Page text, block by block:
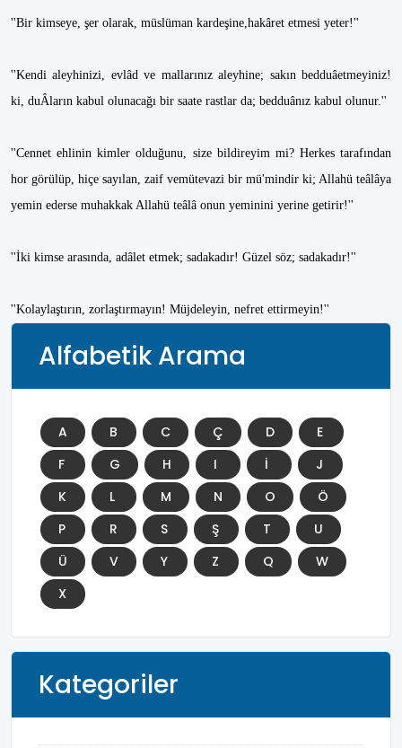
''Bir kimseye, şer olarak, müslüman kardeşine,hakâret etmesi yeter!''
''Kendi aleyhinizi, evlâd ve mallarınız aleyhine; sakın bedduâetmeyiniz!
ki, duÂların kabul olunacağı bir saate rastlar da; bedduânız kabul olunur.''
''Cennet ehlinin kimler olduğunu, size bildireyim mi? Herkes tarafından
hor görülüp, hiçe sayılan, zaif vemütevazi bir mü'mindir ki; Allahü teâlâya
yemin ederse muhakkak Allahü teâlâ onun yeminini yerine getirir!''
''İki kimse arasında, adâlet etmek; sadakadır! Güzel söz; sadakadır!''
''Kolaylaştırın, zorlaştırmayın! Müjdeleyin, nefret ettirmeyin!''
Alfabetik Arama
A B C Ç D
E
F
G H I İ
J
K
L M N O
Ö
P
R S Ş T
U
Ü
V Y Z Q
W
X
Kategoriler